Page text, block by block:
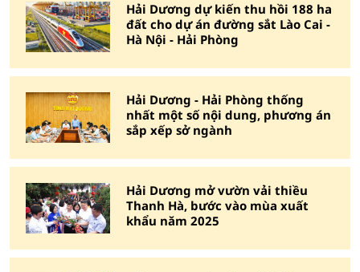
Hải Dương dự kiến thu hồi 188 ha
đất cho dự án đường sắt Lào Cai -
Hà Nội - Hải Phòng
Hải Dương - Hải Phòng thống
nhất một số nội dung, phương án
sắp xếp sở ngành
Hải Dương mở vườn vải thiều
Thanh Hà, bước vào mùa xuất
khẩu năm 2025